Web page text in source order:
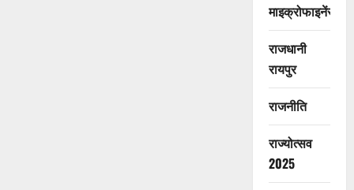
माइक्रोफाइनेंस
राजधानी
रायपुर
राजनीति
राज्योत्सव
2025